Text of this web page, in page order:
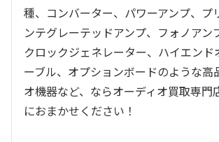
種、コンバーター、パワーアンプ、プ
ンテグレーテッドアンプ、フォノアン
クロックジェネレーター、ハイエンド
ーブル、オプションボードのような高
オ機器など、ならオーディオ買取専門
におまかせください！